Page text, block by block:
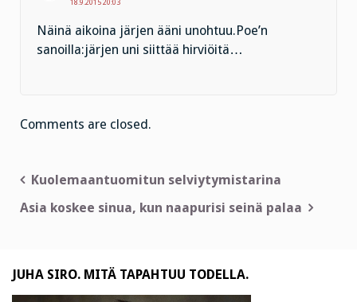
18.9.2015 20:03
Näinä aikoina järjen ääni unohtuu.Poe’n
sanoilla:järjen uni siittää hirviöitä…
Comments are closed.
Artikkelien
selaus
Kuolemaantuomitun selviytymistarina
Asia koskee sinua, kun naapurisi seinä palaa
JUHA SIRO. MITÄ TAPAHTUU TODELLA.